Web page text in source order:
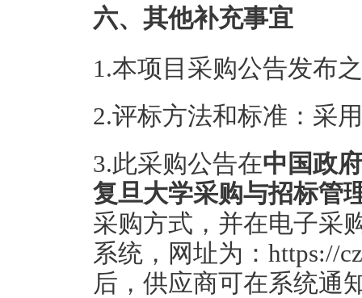
六、其他补充事宜
1.本项目采购公告发布
2.评标方法和标准：采
3.此采购公告在中国政
复旦大学采购与招标管
采购方式，并在电子采
系统，网址为：https://
后，供应商可在系统通